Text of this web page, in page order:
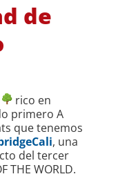
de
rico en
primero A
que tenemos
, una
del tercer
THE WORLD.